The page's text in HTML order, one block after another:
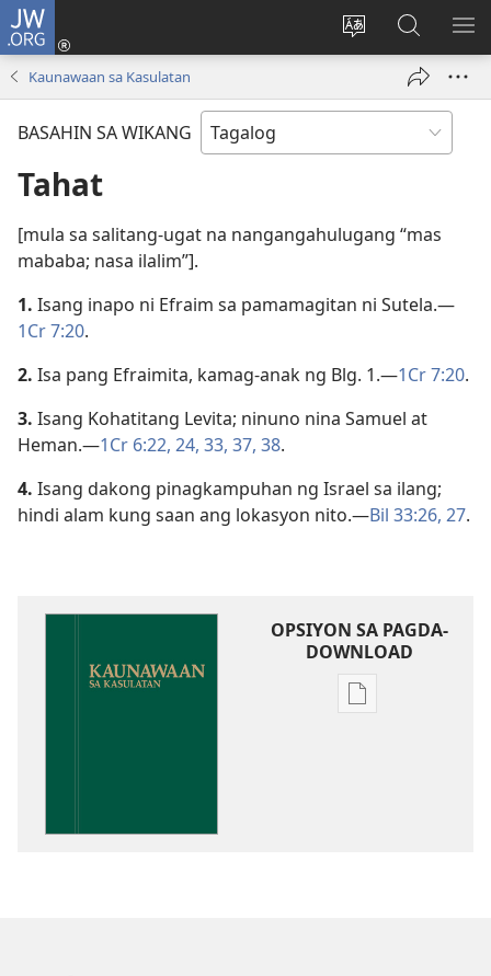
JW.ORG
Baguhin
ng
Mag-
log
bubukas
sa
JW.ORG
Kaunawaan sa Kasulatan
BASAHIN SA WIKANG
Tahat
[mula sa salitang-ugat na nangangahulugang “mas
mababa; nasa ilalim”].
1. Isang inapo ni Efraim sa pamamagitan ni Sutela.​—
1Cr 7:20.
2. Isa pang Efraimita, kamag-anak ng Blg. 1.​—1Cr 7:20.
3. Isang Kohatitang Levita; ninuno nina Samuel at
Heman.​—1Cr 6:22, 24, 33, 37, 38.
4. Isang dakong pinagkampuhan ng Israel sa ilang;
hindi alam kung saan ang lokasyon nito.​—Bil 33:26, 27.
OPSIYON SA PAGDA-
DOWNLOAD
Opsiyon